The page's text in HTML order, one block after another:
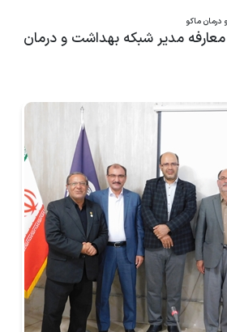
ماکو
معارفه مدیر شبکه بهداشت و درمان